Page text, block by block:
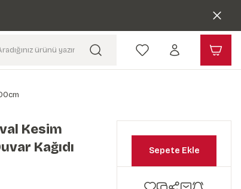
Kesim
Kağıdı
Sepete Ekle